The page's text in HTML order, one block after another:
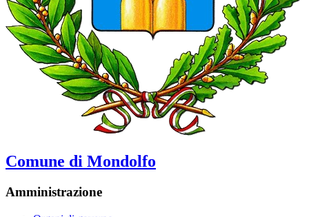
Comune di Mondolfo
Amministrazione